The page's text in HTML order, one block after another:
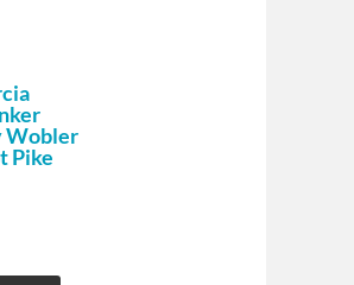
Wobler
Pike